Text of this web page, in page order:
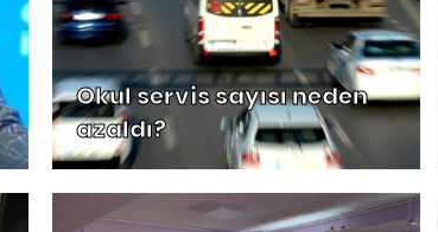
Okul servis sayısı neden
azaldı?